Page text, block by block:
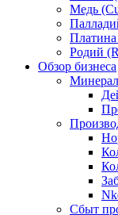
Медь
Родий
Обзор бизнеса
Сбыт